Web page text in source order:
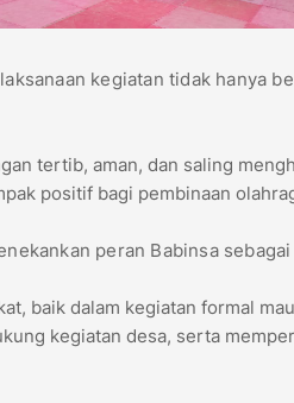
kegiatan tidak hanya
tertib, aman, dan saling
positif bagi pembinaan
peran Babinsa
baik dalam kegiatan formal
kegiatan desa, serta